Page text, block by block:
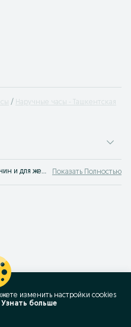
Наручные часы - Ташкентская
OLX - продажа часов на руку для мужчин и для женщин на сервисе объявлений OLX.uz Ташморе. Хороший выбор наручных часов по доступным ценам. Покупай стильные ручные часы на OLX.uz! Показать Полностью
изменить настройки cookies
Узнать больше